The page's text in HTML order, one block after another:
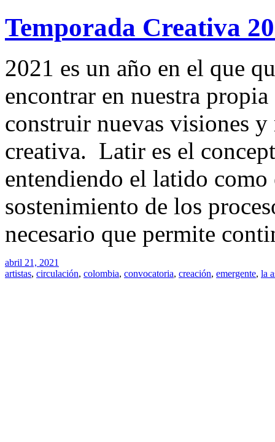
Temporada Creativa
2021 es un año en el que
encontrar en nuestra
construir nuevas visiones
creativa. Latir es el
entendiendo el latido
sostenimiento de los
necesario que permite
abril 21, 2021
artistas, circulación, colombia, convocatoria, creación, emergente, la